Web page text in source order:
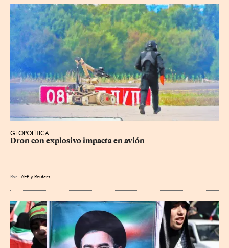
GEOPOLÍTICA
Dron con explosivo impacta en avión
Por AFP yReuters